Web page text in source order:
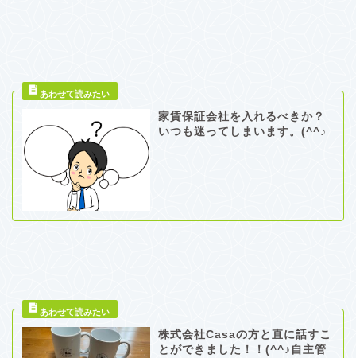
家賃保証会社を入れるべきか？
いつも迷ってしまいます。(^^♪
株式会社Casaの方と直に話すこ
とができました！！(^^♪自主管